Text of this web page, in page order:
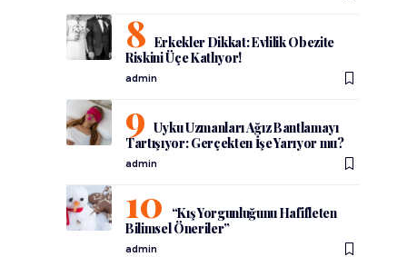
Erkekler Dikkat: Evlilik Obezite
Riskini Üçe Katlıyor!
admin
Uyku Uzmanları Ağız Bantlamayı
Tartışıyor: Gerçekten İşe Yarıyor mu?
admin
“Kış Yorgunluğunu Hafifleten
Bilimsel Öneriler”
admin